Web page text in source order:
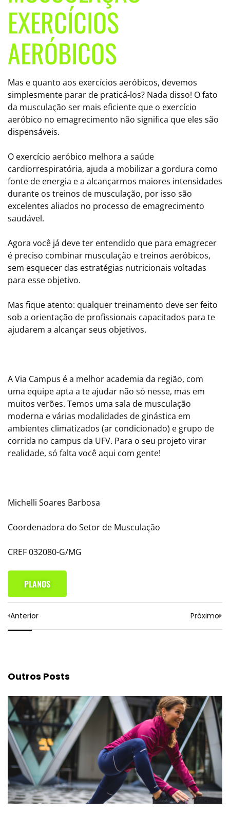
EXERCÍCIOS
AERÓBICOS
Mas e quanto aos exercícios aeróbicos, devemos
simplesmente parar de praticá-los? Nada disso! O fato
da musculação ser mais eficiente que o exercício
aeróbico no emagrecimento não significa que eles são
dispensáveis.
O exercício aeróbico melhora a saúde
cardiorrespiratória, ajuda a mobilizar a gordura como
fonte de energia e a alcançarmos maiores intensidades
durante os treinos de musculação, por isso são
excelentes aliados no processo de emagrecimento
saudável.
Agora você já deve ter entendido que para emagrecer
é preciso combinar musculação e treinos aeróbicos,
sem esquecer das estratégias nutricionais voltadas
para esse objetivo.
Mas fique atento: qualquer treinamento deve ser feito
sob a orientação de profissionais capacitados para te
ajudarem a alcançar seus objetivos.
A Via Campus é a melhor academia da região, com
uma equipe apta a te ajudar não só nesse, mas em
muitos verões. Temos uma sala de musculação
moderna e várias modalidades de ginástica em
ambientes climatizados (ar condicionado) e grupo de
corrida no campus da UFV. Para o seu projeto virar
realidade, só falta você aqui com gente!
Michelli Soares Barbosa
Coordenadora do Setor de Musculação
CREF 032080-G/MG
PLANOS
Anterior Próximo
Outros Posts